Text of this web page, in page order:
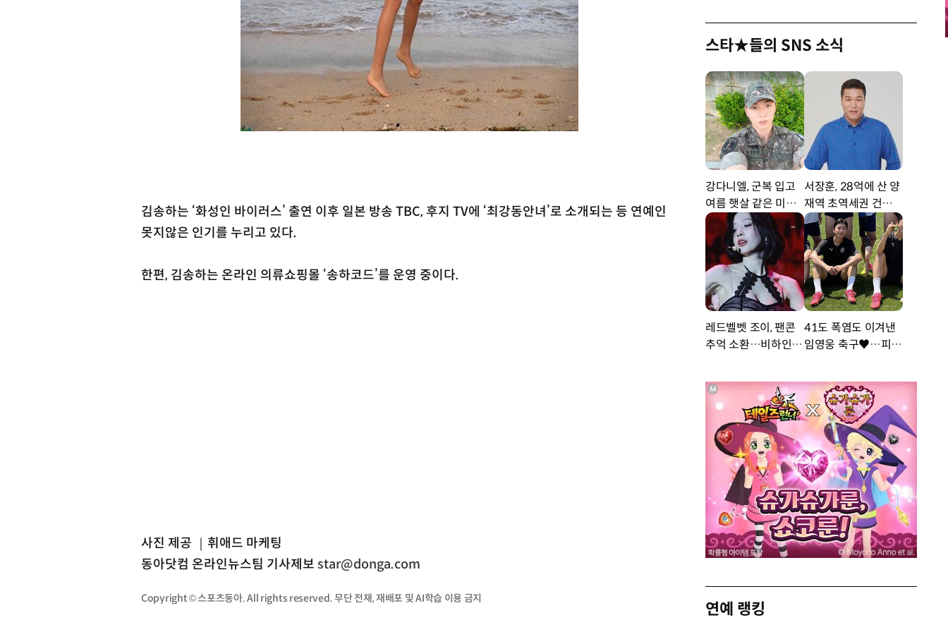
김송하는 ‘화성인 바이러스’ 출연 이후 일본 방송 TBC, 후지 TV에 ‘최강동안녀’로 소개되는 등 연예인
못지않은 인기를 누리고 있다.
한편, 김송하는 온라인 의류쇼핑몰 ‘송하코드’를 운영 중이다.
사진 제공 ｜휘애드 마케팅
동아닷컴 온라인뉴스팀 기사제보 star@donga.com
Copyright © 스포츠동아. All rights reserved. 무단 전재, 재배포 및 AI학습 이용 금지
스타★들의 SNS 소식
강다니엘, 군복 입고
여름 햇살 같은 미소
‘잘생겼어’ [DA★]
서장훈, 28억에 산 양
재역 초역세권 건물 4
50억에 내놨다
레드벨벳 조이, 팬콘
추억 소환…비하인드
41도 폭염도 이겨낸
임영웅 축구♥…피지
연예 랭킹